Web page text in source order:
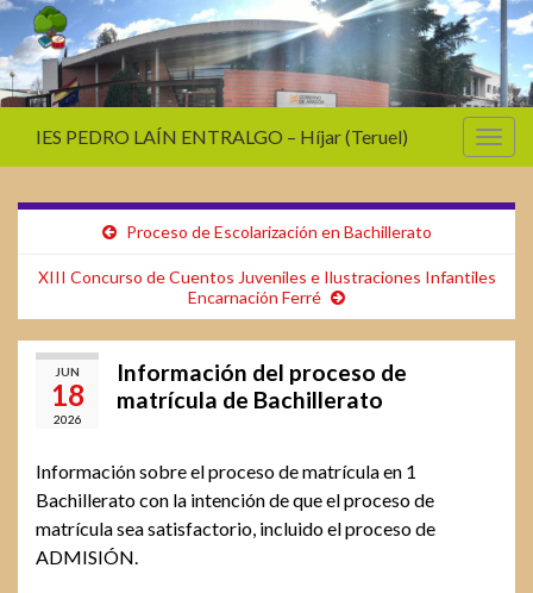
la
IES PEDRO LAÍN ENTRALGO – Híjar (Teruel)
Proceso de Escolarización en Bachillerato
XIII Concurso de Cuentos Juveniles e Ilustraciones Infantiles
Encarnación Ferré
JUN
18
2026
Información del proceso de
matrícula de Bachillerato
Información sobre el proceso de matrícula en 1
Bachillerato con la intención de que el proceso de
matrícula sea satisfactorio, incluido el proceso de
ADMISIÓN.